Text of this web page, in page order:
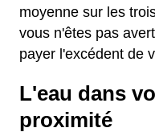
moyenne sur les
vous n'êtes pas
payer l'excédent de
L'eau dans
proximité